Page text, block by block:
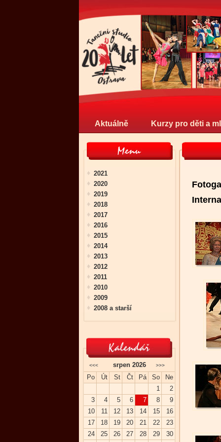
Aktuálně Kurzy pro děti a
2021
2020
2019
2018
2017
2016
2015
2014
2013
2012
2011
2010
2009
2008 a starší
<<< >>>
srpen 2026
Po
Út St Čt Pá So
Ne
1
2
3
4 5 6 7 8
9
10
11 12 13 14 15
16
17
18 19 20 21 22
23
24
25 26 27 28 29
30